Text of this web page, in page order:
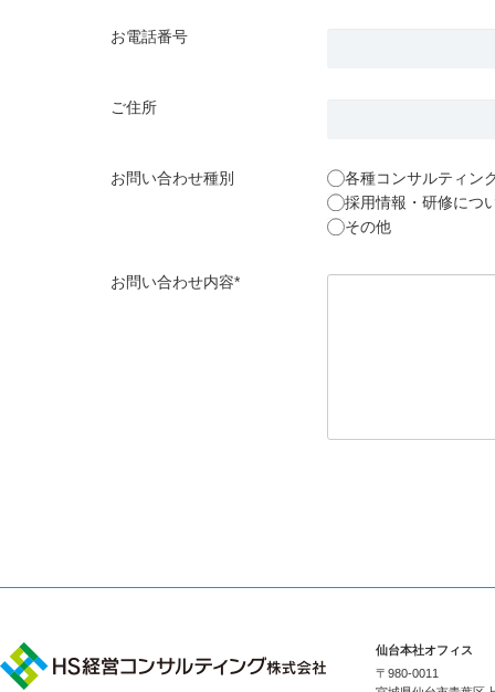
お電話番号
ご住所
お問い合わせ種別
各種コンサルティン
採用情報・研修につ
その他
お問い合わせ内容*
仙台本社オフィス
〒980-0011